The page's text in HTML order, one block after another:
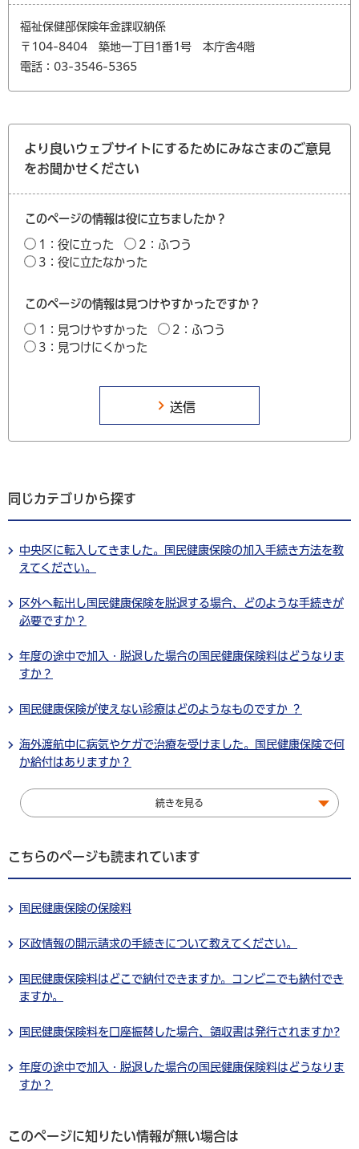
福祉保健部保険年金課収納係
〒104-8404 築地一丁目1番1号 本庁舎4階
電話：03-3546-5365
より良いウェブサイトにするためにみなさまのご意見
をお聞かせください
このページの情報は役に立ちましたか？
1：役に立った
2：ふつう
3：役に立たなかった
このページの情報は見つけやすかったですか？
1：見つけやすかった
2：ふつう
3：見つけにくかった
同じカテゴリから探す
中央区に転入してきました。国民健康保険の加入手続き方法を教
えてください。
区外へ転出し国民健康保険を脱退する場合、どのような手続きが
必要ですか？
年度の途中で加入・脱退した場合の国民健康保険料はどうなりま
すか？
国民健康保険が使えない診療はどのようなものですか ？
海外渡航中に病気やケガで治療を受けました。国民健康保険で何
か給付はありますか？
続きを見る
こちらのページも読まれています
国民健康保険の保険料
区政情報の開示請求の手続きについて教えてください。
国民健康保険料はどこで納付できますか。コンビニでも納付でき
ますか。
国民健康保険料を口座振替した場合、領収書は発行されますか?
年度の途中で加入・脱退した場合の国民健康保険料はどうなりま
すか？
このページに知りたい情報が無い場合は